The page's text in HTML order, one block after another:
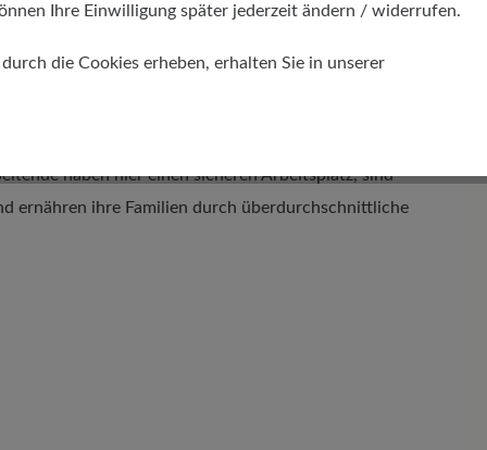
und mit Liebe zum Detail handwerkliche
haben hier einen sicheren Arbeitsplatz, sind
ernähren ihre Familien durch überdurchschnittliche
Ihre Einwilligung später jederzeit ändern / widerrufen.
die Cookies erheben, erhalten Sie in unserer